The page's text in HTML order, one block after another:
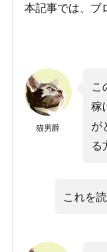
本記事では、ブ
猫男爵
こ
稼
が
る
これを